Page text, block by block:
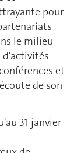
pour
le milieu
d'activités
et
de son
31 janvier